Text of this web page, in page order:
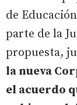
de
parte de la
propuesta,
la nueva
el acuerdo